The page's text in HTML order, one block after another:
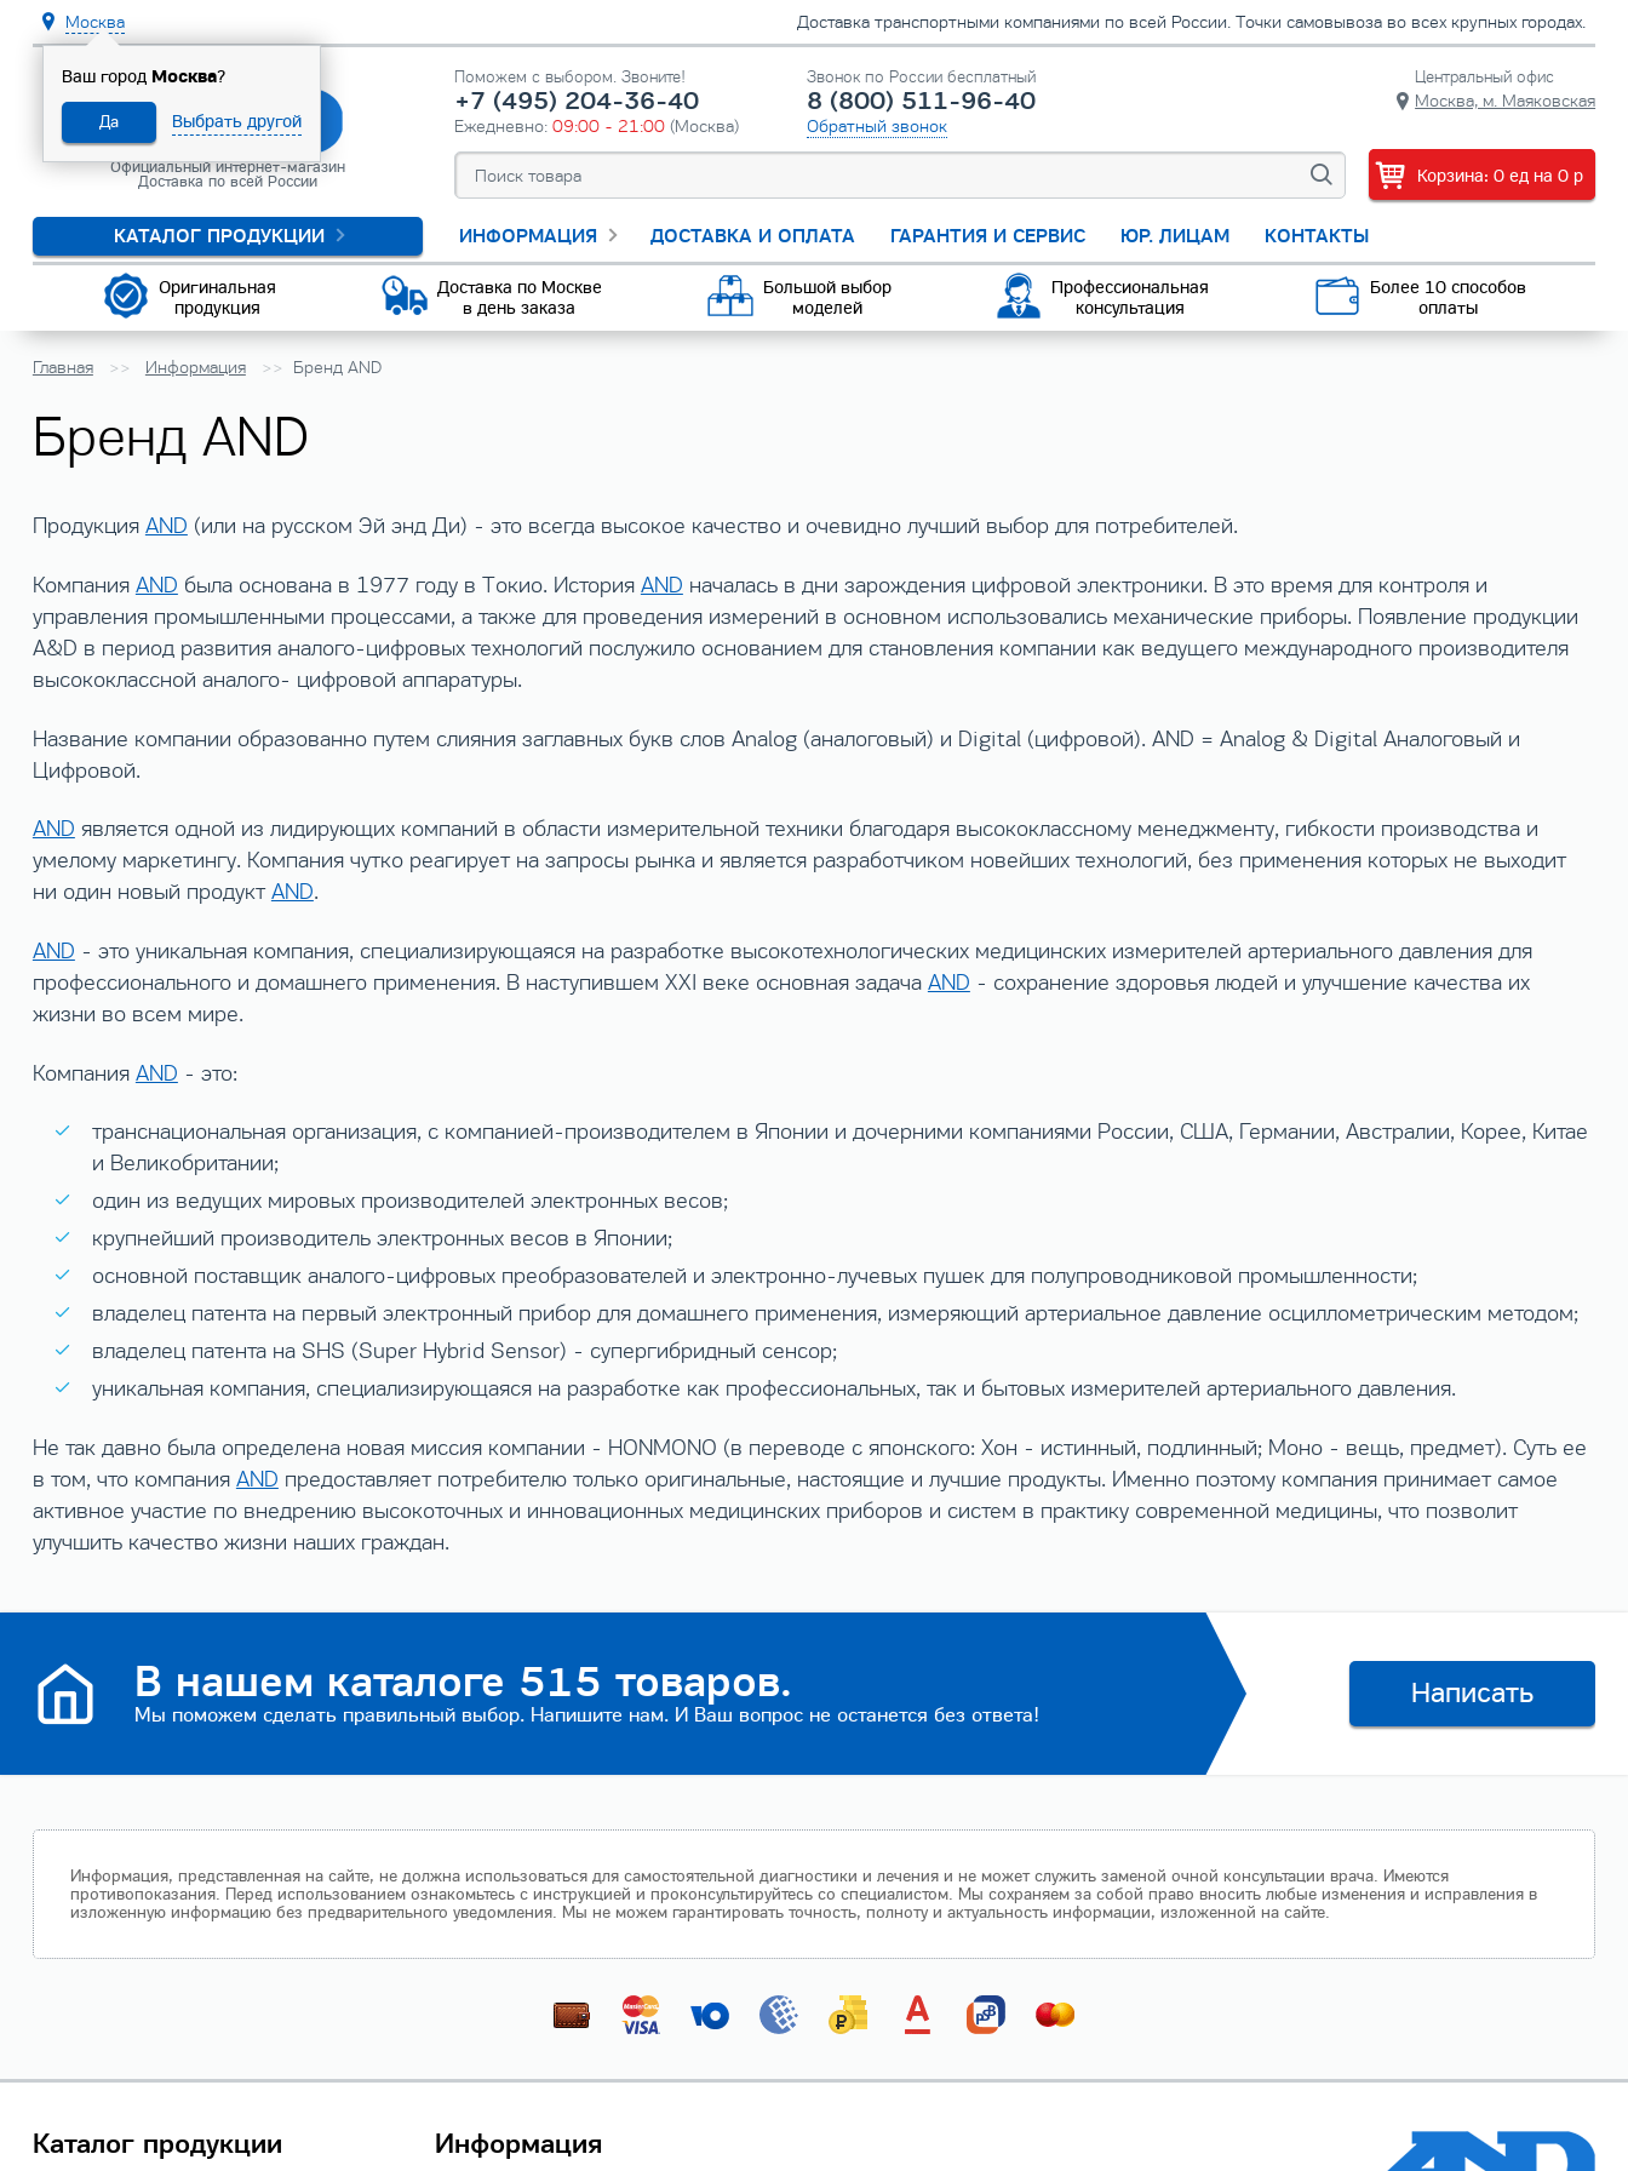
Москва
Ваш город Москва?
Да Выбрать другой
Доставка транспортными компаниями по всей России. Точки самовывоза во всех крупных городах.
Официальный интернет-магазин
Доставка по всей России
Центральный офис
Москва, м. Маяковская
Поможем с выбором. Звоните!
+7 (495) 204-36-40
Ежедневно:09:00 - 21:00 (Москва)
Звонок по России бесплатный
8 (800) 511-96-40
Обратный звонок
Корзина: 0 ед на 0 p
КАТАЛОГ ПРОДУКЦИИ ИНФОРМАЦИЯ ДОСТАВКА И ОПЛАТА ГАРАНТИЯ И СЕРВИС ЮР. ЛИЦАМ КОНТАКТЫ
Оригинальная
продукция
Доставка по Москве
в день заказа
Большой выбор
моделей
Профессиональная
консультация
Более 10 способов
оплаты
Главная Информация Бренд AND
Бренд AND
Продукция AND (или на русском Эй энд Ди) - это всегда высокое качество и очевидно лучший выбор для потребителей.
Компания AND была основана в 1977 году в Токио. История AND началась в дни зарождения цифровой электроники. В это время для контроля и
управления промышленными процессами, а также для проведения измерений в основном использовались механические приборы. Появление продукции
A&D в период развития аналого-цифровых технологий послужило основанием для становления компании как ведущего международного производителя
высококлассной аналого- цифровой аппаратуры.
Название компании образованно путем слияния заглавных букв слов Analog (аналоговый) и Digital (цифровой). AND = Analog & Digital Аналоговый и
Цифровой.
AND является одной из лидирующих компаний в области измерительной техники благодаря высококлассному менеджменту, гибкости производства и
умелому маркетингу. Компания чутко реагирует на запросы рынка и является разработчиком новейших технологий, без применения которых не выходит
ни один новый продуктAND.
AND - это уникальная компания, специализирующаяся на разработке высокотехнологических медицинских измерителей артериального давления для
профессионального и домашнего применения. В наступившем XXI веке основная задача AND - сохранение здоровья людей и улучшение качества их
жизни во всем мире.
Компания AND - это:
транснациональная организация, с компанией-производителем в Японии и дочерними компаниями России, США, Германии, Австралии, Корее, Китае
и Великобритании;
один из ведущих мировых производителей электронных весов;
крупнейший производитель электронных весов в Японии;
основной поставщик аналого-цифровых преобразователей и электронно-лучевых пушек для полупроводниковой промышленности;
владелец патента на первый электронный прибор для домашнего применения, измеряющий артериальное давление осциллометрическим методом;
владелец патента на SHS (Super Hybrid Sensor) - супергибридный сенсор;
уникальная компания, специализирующаяся на разработке как профессиональных, так и бытовых измерителей артериального давления.
Не так давно была определена новая миссия компании - HONMONO (в переводе с японского: Хон - истинный, подлинный; Моно - вещь, предмет). Суть ее
в том, что компания AND предоставляет потребителю только оригинальные, настоящие и лучшие продукты. Именно поэтому компания принимает самое
активное участие по внедрению высокоточных и инновационных медицинских приборов и систем в практику современной медицины, что позволит
улучшить качество жизни наших граждан.
В нашем каталоге 515 товаров.
Мы поможем сделать правильный выбор. Напишите нам. И Ваш вопрос не останется без ответа!
Написать
Информация, представленная на сайте, не должна использоваться для самостоятельной диагностики и лечения и не может служить заменой очной консультации врача. Имеются
противопоказания. Перед использованием ознакомьтесь с инструкцией и проконсультируйтесь со специалистом. Мы сохраняем за собой право вносить любые изменения и исправления в
изложенную информацию без предварительного уведомления. Мы не можем гарантировать точность, полноту и актуальность информации, изложенной на сайте.
Каталог продукции Информация